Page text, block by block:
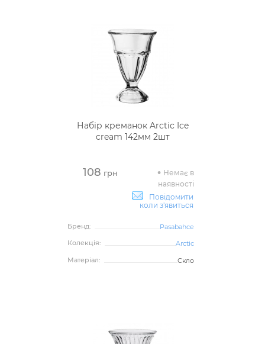
Набір креманок Arctic Ice
cream 142мм 2шт
108 грн
Немає в
наявності
Повідомити
коли з'явиться
Бренд:
Pasabahce
Колекція:
Arctic
Матеріал:
Скло